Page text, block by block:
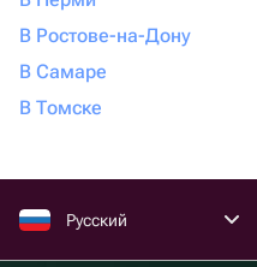
В Ростове-на-Дону
В Самаре
В Томске
Русский